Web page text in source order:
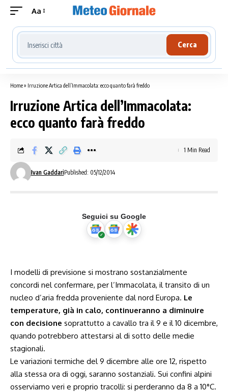
Aa
Cerca località meteo
Cerca
Home» Irruzione Artica dell’Immacolata: ecco quanto farà freddo
Irruzione Artica dell’Immacolata:
ecco quanto farà freddo
Ivan GaddariPublished: 05/12/2014
1 Min Read
Seguici su Google
I modelli di previsione si mostrano sostanzialmente
concordi nel confermare, per l’Immacolata, il transito di un
nucleo d’aria fredda proveniente dal nord Europa. Le
temperature, già in calo, continueranno a diminuire
con decisione soprattutto a cavallo tra il 9 e il 10 dicembre,
quando potrebbero attestarsi al di sotto delle medie
stagionali.
Le variazioni termiche del 9 dicembre alle ore 12, rispetto
alla stessa ora di oggi, saranno sostanziali. Sui confini alpini
osserviamo veri e proprio tracolli: si perderanno da 8 a 10°C.